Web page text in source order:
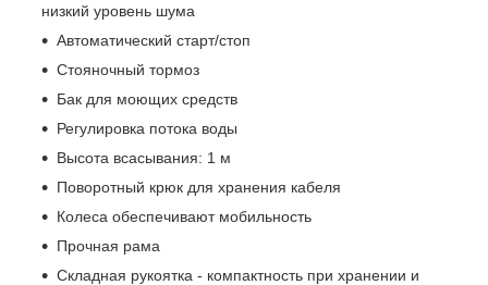
низкий уровень шума
Автоматический старт/стоп
Стояночный тормоз
Бак для моющих средств
Регулировка потока воды
Высота всасывания: 1 м
Поворотный крюк для хранения кабеля
Колеса обеспечивают мобильность
Прочная рама
Складная рукоятка - компактность при хранении и